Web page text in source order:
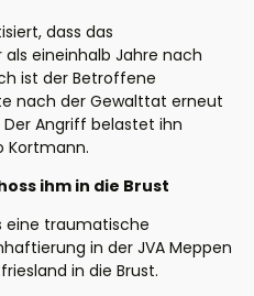
dass das
eineinhalb Jahre nach
ist der Betroffene
nach der Gewalttat erneut
Angriff belastet ihn
Kortmann.
ihm in die Brust
eine traumatische
in der JVA Meppen
in die Brust.